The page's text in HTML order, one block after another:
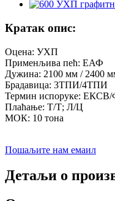
Кратак опис:
Оцена: УХП
Применљива пећ: ЕАФ
Дужина: 2100 мм / 2400
Брадавица: 3ТПИ/4ТПИ
Термин испоруке:
Плаћање: Т/Т; Л/Ц
МОК: 10 тона
Пошаљите нам емаил
Детаљи о